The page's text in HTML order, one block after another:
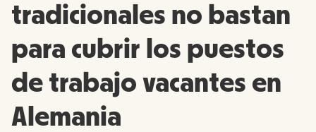
tradicionales no bastan
para cubrir los puestos
de trabajo vacantes en
Alemania